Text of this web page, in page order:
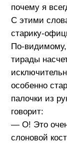
почему я
С этими
старику-
По-
тирады
особенно
палочки из
говорит:
— О! Это
слоновой